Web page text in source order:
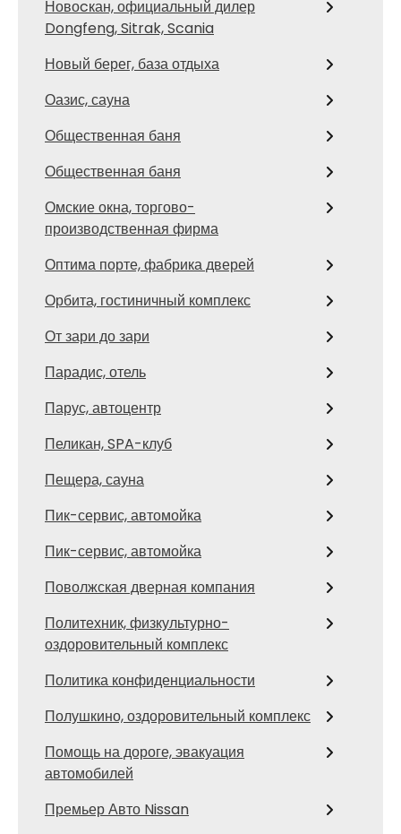
Новоcкан, официальный дилер
Dongfeng, Sitrak, Scania
Новый берег, база отдыха
Оазис, сауна
Общественная баня
Общественная баня
Омские окна, торгово-
производственная фирма
Оптима порте, фабрика дверей
Орбита, гостиничный комплекс
От зари до зари
Парадис, отель
Парус, автоцентр
Пеликан, SPA-клуб
Пещера, сауна
Пик-сервис, автомойка
Пик-сервис, автомойка
Поволжская дверная компания
Политехник, физкультурно-
оздоровительный комплекс
Политика конфиденциальности
Полушкино, оздоровительный комплекс
Помощь на дороге, эвакуация
автомобилей
Премьер Авто Nissan